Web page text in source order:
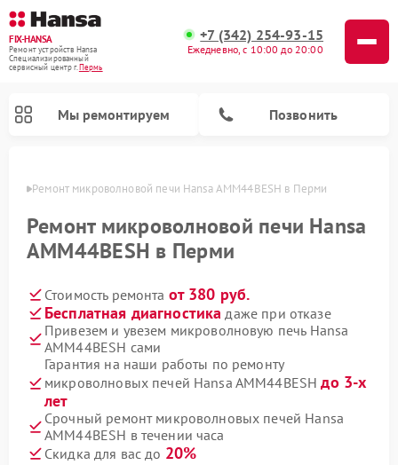
FIX-HANSA
Ремонт устройств Hansa
Специализированный
cервисный центр г.Пермь
+7 (342) 254-93-15
Ежедневно, с 10:00 до 20:00
Мы ремонтируем Позвонить
Ремонт микроволновой печи Hansa AMM44BESH в Перми
Ремонт микроволновой печи Hansa
AMM44BESH в Перми
Стоимость ремонта от 380 руб.
Бесплатная диагностика даже при отказе
Привезем и увезем микроволновую печь Hansa
AMM44BESH сами
Гарантия на наши работы по ремонту
микроволновых печей Hansa AMM44BESHдо 3-х
лет
Срочный ремонт микроволновых печей Hansa
AMM44BESH в течении часа
Скидка для вас до 20%